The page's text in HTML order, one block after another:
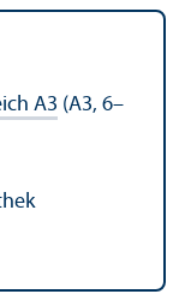
A3 (A3, 6–